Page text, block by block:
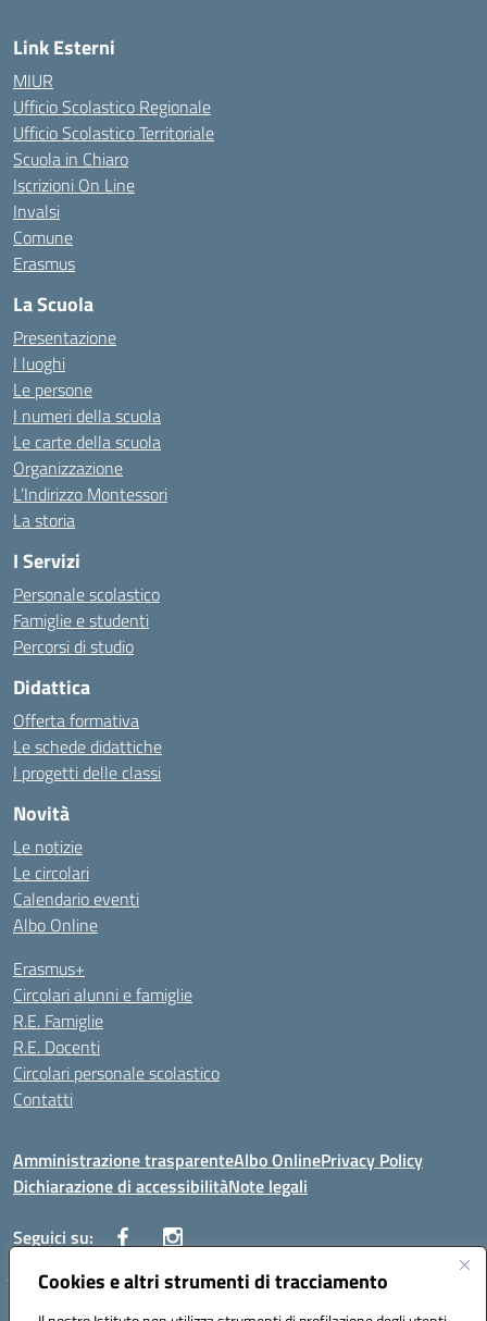
Cookies e altri strumenti di tracciamento
Link Esterni
MIUR
Ufficio Scolastico Regionale
Ufficio Scolastico Territoriale
Scuola in Chiaro
Iscrizioni On Line
Invalsi
Comune
Erasmus
La Scuola
Presentazione
I luoghi
Le persone
I numeri della scuola
Le carte della scuola
Organizzazione
L’Indirizzo Montessori
La storia
I Servizi
Personale scolastico
Famiglie e studenti
Percorsi di studio
Didattica
Offerta formativa
Le schede didattiche
I progetti delle classi
Novità
Le notizie
Le circolari
Calendario eventi
Albo Online
Erasmus+
Circolari alunni e famiglie
R.E. Famiglie
R.E. Docenti
Circolari personale scolastico
Contatti
Amministrazione trasparenteAlbo OnlinePrivacy Policy
Dichiarazione di accessibilitàNote legali
Seguici su:
VIALE ITALIA , 13 91011 ALCAMO (TP)